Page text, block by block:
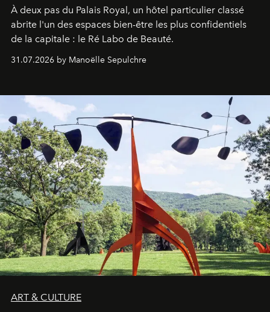
À deux pas du Palais Royal, un hôtel particulier classé
abrite l'un des espaces bien-être les plus confidentiels
de la capitale : le Ré Labo de Beauté.
31.07.2026 by Manoëlle Sepulchre
ART & CULTURE